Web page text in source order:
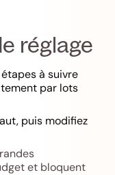
réglage
à suivre
par lots
puis modifiez
et bloquent